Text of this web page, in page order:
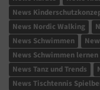
News
News Nordic Walking
News Schwimmen
News Schwimmen lernen
News Tanz und Trends
News Tischtennis